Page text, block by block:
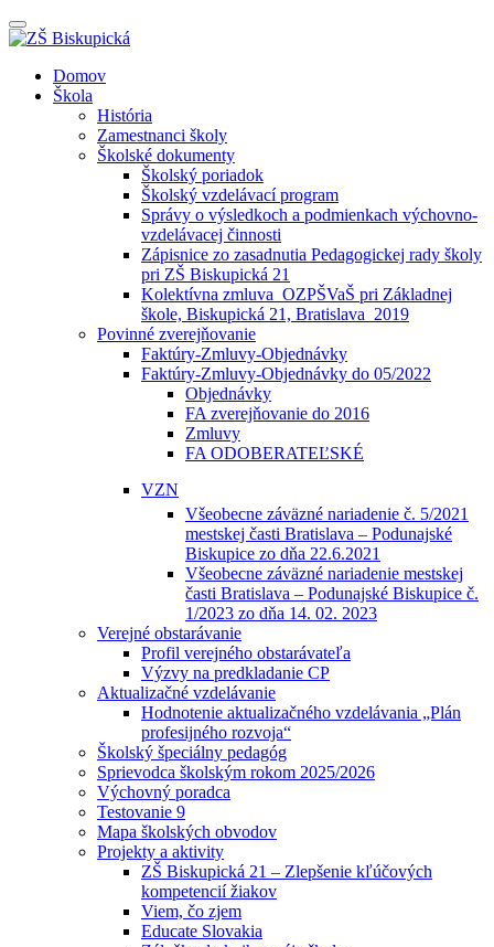
Prepínateľná
navigácia
Prejsť
Domov
Škola
História
Zamestnanci školy
Školské dokumenty
Školský poriadok
Školský vzdelávací program
Správy o výsledkoch a podmienkach výchovno-
vzdelávacej činnosti
Zápisnice zo zasadnutia Pedagogickej rady školy
pri ZŠ Biskupická 21
Kolektívna zmluva_OZPŠVaŠ pri Základnej
škole, Biskupická 21, Bratislava_2019
Povinné zverejňovanie
Faktúry-Zmluvy-Objednávky
Faktúry-Zmluvy-Objednávky do 05/2022
Objednávky
FA zverejňovanie do 2016
Zmluvy
FA ODOBERATEĽSKÉ
VZN
Všeobecne záväzné nariadenie č. 5/2021
mestskej časti Bratislava – Podunajské
Biskupice zo dňa 22.6.2021
Všeobecne záväzné nariadenie mestskej
časti Bratislava – Podunajské Biskupice č.
1/2023 zo dňa 14. 02. 2023
Verejné obstarávanie
Profil verejného obstarávateľa
Výzvy na predkladanie CP
Aktualizačné vzdelávanie
Hodnotenie aktualizačného vzdelávania „Plán
profesijného rozvoja“
Školský špeciálny pedagóg
Sprievodca školským rokom 2025/2026
Výchovný poradca
Testovanie 9
Mapa školských obvodov
Projekty a aktivity
ZŠ Biskupická 21 – Zlepšenie kľúčových
kompetencií žiakov
Viem, čo zjem
Educate Slovakia